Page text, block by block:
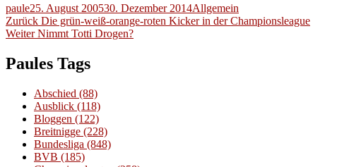
Autor
pauleVeröffentlicht
am
25. August 200530. Dezember 2014Kategorien
Allgemein
Beitragsnavigation
Zurück Vorheriger
Beitrag:
Die grün-weiß-orange-roten Kicker in der Championsleague
Weiter Nächster
Nimmt Totti Drogen?
Paules Tags
Abschied (88)
Ausblick (118)
Bloggen (122)
Breitnigge (228)
Bundesliga (848)
BVB (185)